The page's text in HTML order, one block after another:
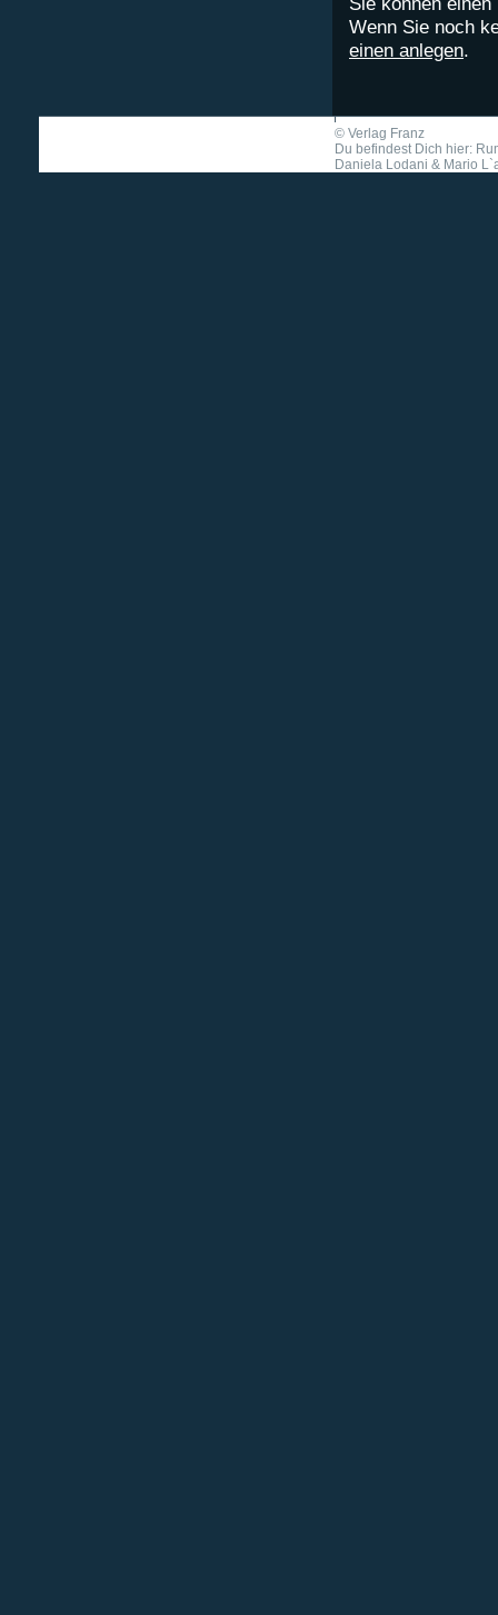
Wenn Sie noch
einen anlegen.
© Verlag Franz
Du befindest Dich hier:
Daniela Lodani & Mario